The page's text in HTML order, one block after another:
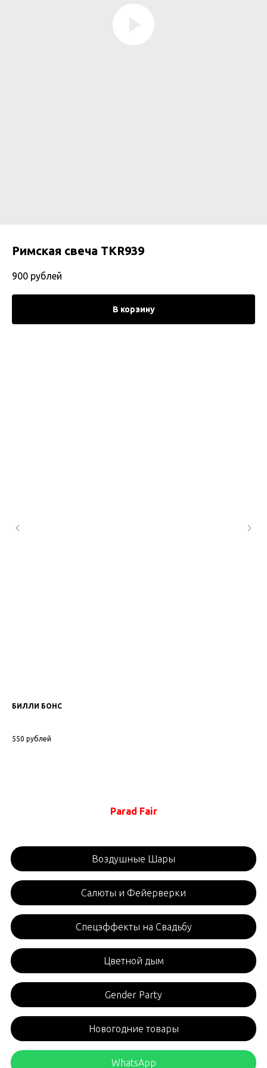
Римская свеча TKR939
900 рублей
В корзину
БИЛЛИ БОНС
550 рублей
Parad Fair
Воздушные Шары
Салюты и Фейерверки
Спецэффекты на Свадьбу
Цветной дым
Gender Party
Новогодние товары
WhatsApp